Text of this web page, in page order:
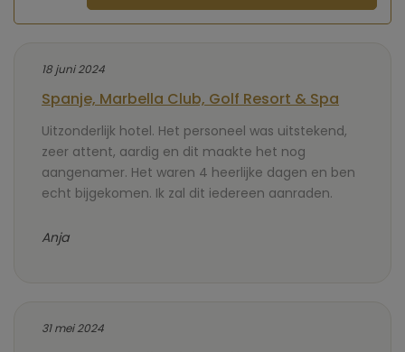
18 juni 2024
Spanje, Marbella Club, Golf Resort & Spa
Uitzonderlijk hotel. Het personeel was uitstekend,
zeer attent, aardig en dit maakte het nog
aangenamer. Het waren 4 heerlijke dagen en ben
echt bijgekomen. Ik zal dit iedereen aanraden.
Anja
31 mei 2024